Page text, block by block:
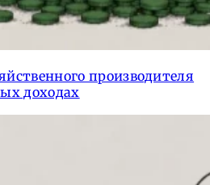
производителя
доходах